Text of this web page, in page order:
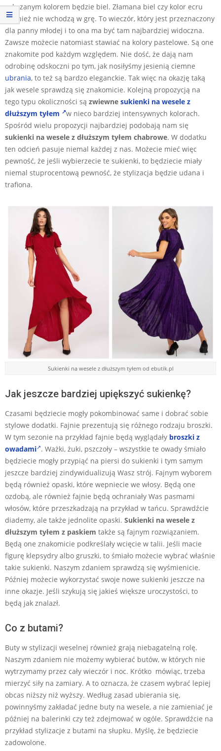
zakazanym kolorem będzie biel. Złamana biel czy kolor ecru
również nie wchodzą w grę. To wieczór, który jest przeznaczony
dla panny młodej i to ona ma być tam najbardziej widoczna.
Zawsze możecie natomiast stawiać na kolory pastelowe. Są one
znakomite pod każdym względem. Nie dość, że dają nam
odrobinę odskoczni po tym, jak nosiłyśmy jesienią ciemne
ubrania, to też są bardzo eleganckie. Tak więc na okazję taką
jak wesele sprawdzą się znakomicie. Kolejną propozycją na
tego typu okoliczności są zwiewne sukienki na wesele z
dłuższym tyłem
w nieco bardziej intensywnych kolorach.
Spośród wielu propozycji najbardziej podobają nam się
sukienki na wesele z dłuższym tyłem chabrowe. W dodatku
ten odcień pasuje niemal każdej z nas. Możecie mieć więc
pewność, że jeśli wybierzecie te sukienki, to będziecie miały
niemal stuprocentową pewność, że stylizacja będzie udana i
trafiona.
Sukienki na wesele z dłuższym tyłem od ebutik.pl
Jak jeszcze bardziej upiększyć sukienkę?
Czasami będziecie mogły pokombinować same i dobrać sobie
stylowe dodatki. Fajnie prezentują się różnego rodzaju broszki.
W tym sezonie na przykład fajnie będą wyglądały broszki z
owadami . Ważki, żuki, pszczoły – wszystkie te owady śmiało
będziecie mogły przypiąć na piersi do sukienki i tym samym
jeszcze bardziej zindywidualizują Wasz strój. Fajnym wyborem
będą również opaski, które wepniecie we włosy. Będą one
ozdobą, ale również fajnie będą ochraniały Was pasmami
włosów, które przeszkadzają na przykład w tańcu. Sprawdźcie
diademy, ale także jednolite opaski. Sukienki na wesele z
dłuższym tyłem z paskiem także są fajnym rozwiązaniem.
Będą one znakomicie podkreślały wcięcie w talii. Jeśli macie
figurę klepsydry albo gruszki, to śmiało możecie wybrać właśnie
takie sukienki. Naszym zdaniem sprawdzą się wyśmienicie.
Później możecie wykorzystać swoje nowe sukienki jeszcze na
inne okazje. Jeśli szykują się jakieś większe uroczystości, to
będą jak znalazł.
Co z butami?
Buty w stylizacji weselnej również grają niebagatelną rolę.
Naszym zdaniem nie możemy wybierać butów, w których nie
wytrzymamy przez cały wieczór i noc. Krótko mówiąc, trzeba
mierzyć siły na zamiary. A to oznacza, że czasem wybrać lepiej
obcas niższy niż wyższy. Według zasad ubierania się,
powinnyśmy zakładać jedne buty na wesele, a nie zamieniać je
później na balerinki czy też zdejmować w ogóle. Sprawdźcie na
przykład stylizacje z butami na słupku. Myślę, że będziecie
zadowolone.